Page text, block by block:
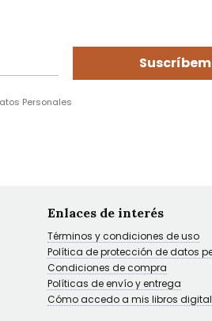
Personales
Enlaces de interés
Términos y condiciones de uso
Política de protección de datos
Condiciones de compra
Políticas de envío y entrega
Cómo accedo a mis libros